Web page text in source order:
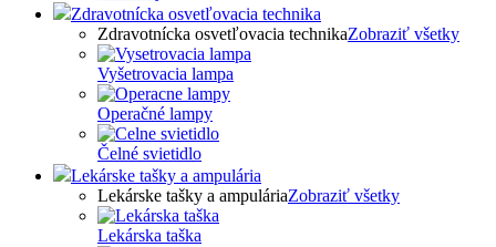
Zdravotnícka osvetľovacia technika
Zdravotnícka osvetľovacia technikaZobraziť všetky
Vyšetrovacia lampa
Operačné lampy
Čelné svietidlo
Lekárske tašky a ampulária
Lekárske tašky a ampuláriaZobraziť všetky
Lekárska taška